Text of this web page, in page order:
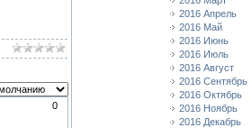
0
2016 Апрель
2016 Май
2016 Июнь
2016 Июль
2016 Август
2016 Сентябрь
2016 Октябрь
2016 Ноябрь
2016 Декабрь